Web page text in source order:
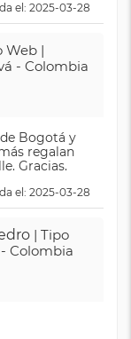
el: 2025-03-28
Web |
- Colombia
Bogotá y
regalan
Gracias.
el: 2025-03-28
| Tipo
Colombia